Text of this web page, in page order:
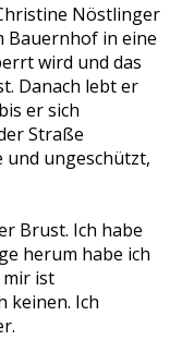
Nöstlinger
Bauernhof in eine
wird und das
Danach lebt er
er sich
Straße
und ungeschützt,
Brust. Ich habe
herum habe ich
mir ist
keinen. Ich